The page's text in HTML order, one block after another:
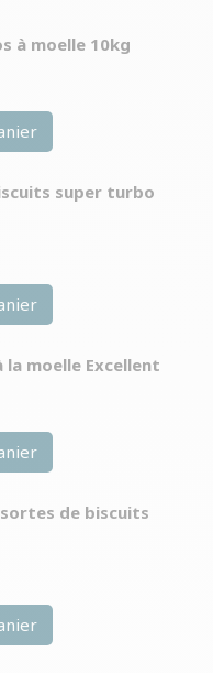
à moelle 10kg
super turbo
la moelle Excellent
de biscuits